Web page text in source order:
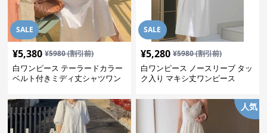
SALE
¥5,380 ¥5980(割引前)
白ワンピース テーラードカラー
ベルト付きミディ丈シャツワン
SALE
¥5,280 ¥5980(割引前)
白ワンピース ノースリーブ タッ
ク入り マキシ丈ワンピース
人気